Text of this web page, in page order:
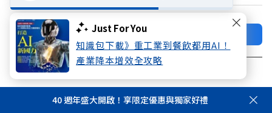
Just For You
知識包下載》重工業到餐飲都用AI！
產業降本增效全攻略
加好友
登入網站會員
享受更多個人化的會員服務
40 週年盛大開啟！享限定優惠與獨家好禮